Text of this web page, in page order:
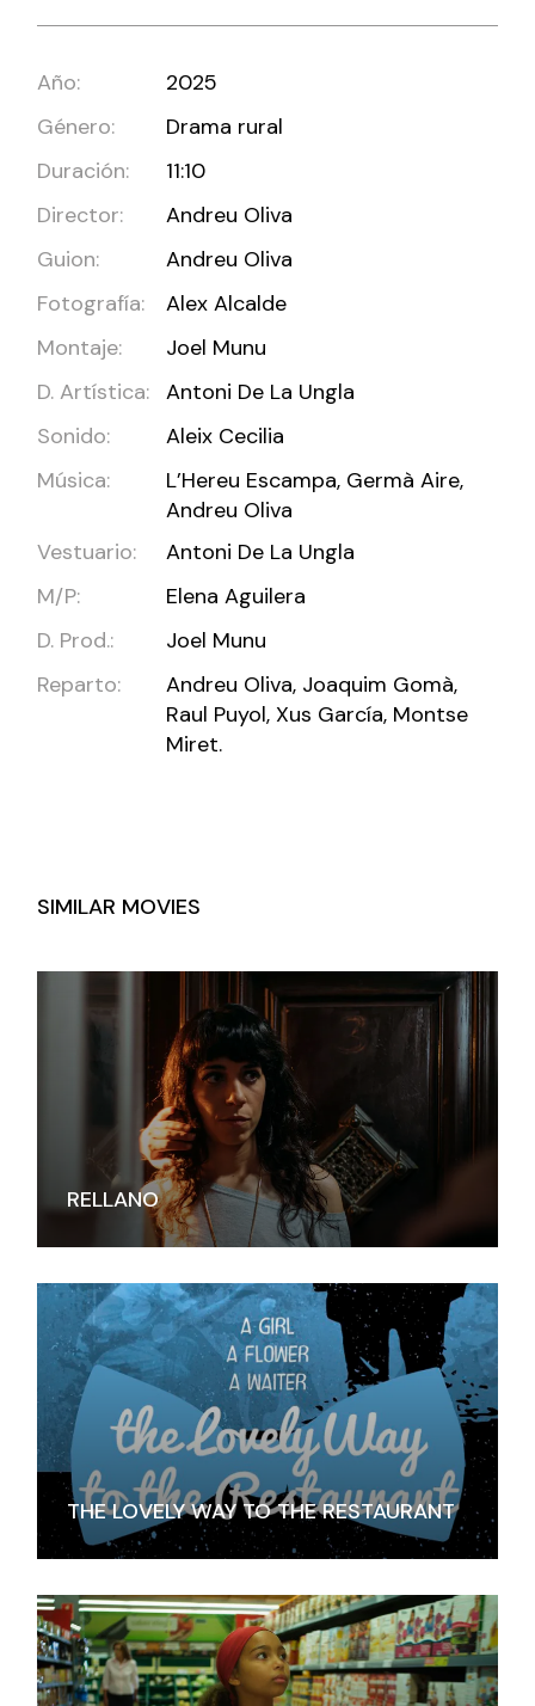
Año:
2025
Género:
Drama rural
Duración:
11:10
Director:
Andreu Oliva
Guion:
Andreu Oliva
Fotografía:
Alex Alcalde
Montaje:
Joel Munu
D. Artística: Antoni De La Ungla
Sonido:
Aleix Cecilia
Música:
L’Hereu Escampa, Germà Aire,
Andreu Oliva
Vestuario:
Antoni De La Ungla
M/P:
Elena Aguilera
D. Prod.:
Joel Munu
Reparto:
Andreu Oliva, Joaquim Gomà,
Raul Puyol, Xus García, Montse
Miret.
SIMILAR MOVIES
RELLANO
THE LOVELY WAY TO THE RESTAURANT